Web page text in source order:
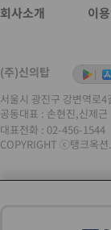
회사소개 이
(주)신의탑 |
서울시 광진구 강변역로
공동대표 : 손현진,신제근
대표전화 : 02-456-1544
COPYRIGHT ⓒ탱크옥션